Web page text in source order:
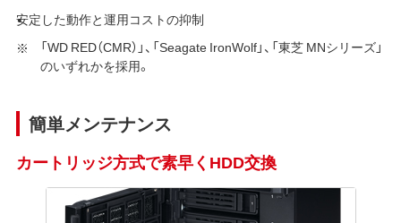
安定した動作と運用コストの抑制
「WD RED（CMR）」、「Seagate IronWolf」、「東芝 MNシリーズ」
のいずれかを採用。
簡単メンテナンス
カートリッジ方式で素早くHDD交換